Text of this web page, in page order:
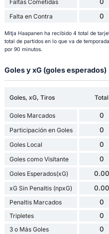
Faltas Cometidas
Falta en Contra 0
Mitja Haapanen ha recibido 4 total de
total de partidos en lo que va de
por 90 minutos.
Goles y xG (goles esperados)
Goles, xG, Tiros Total
Goles Marcados 0
Participación en Goles 0
Goles Local 0
Goles como Visitante 0
Goles Esperados(xG) 0.00
xG Sin Penaltis (npxG) 0.00
Penaltis Marcados 0
Tripletes 0
3 o Más Goles 0